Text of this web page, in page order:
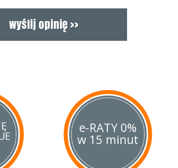
jako odpowiedź Spyderco na
armię amerykańską nowego kamuflażu
rękojeści identyczny jak główna baza
green) dlatego nie odstaje
sprzedażą modelu Delica w kręgach
e-RATY 0%
w 15 minut